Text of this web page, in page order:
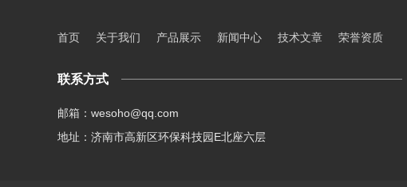
首页 关于我们 产品展示 新闻中心 技术文章 荣誉资质
联系方式
邮箱：wesoho@qq.com
地址：济南市高新区环保科技园E北座六层